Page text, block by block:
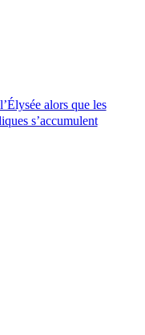
alors que les
s’accumulent